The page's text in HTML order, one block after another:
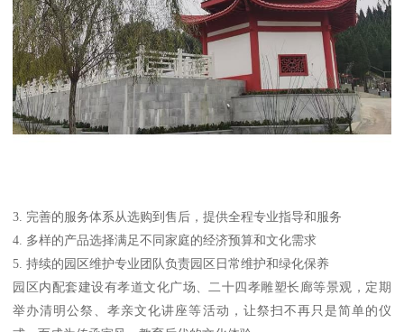
3. 完善的服务体系从选购到售后，提供全程专业指导和服务
4. 多样的产品选择满足不同家庭的经济预算和文化需求
5. 持续的园区维护专业团队负责园区日常维护和绿化保养
园区内配套建设有孝道文化广场、二十四孝雕塑长廊等景观，定期
举办清明公祭、孝亲文化讲座等活动，让祭扫不再只是简单的仪